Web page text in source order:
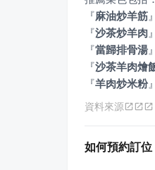
『麻油炒羊筋 』
『沙茶炒羊肉 』
『當歸排骨湯 』
『沙茶羊肉燴
『羊肉炒米粉』
資料來源
如何預約訂位